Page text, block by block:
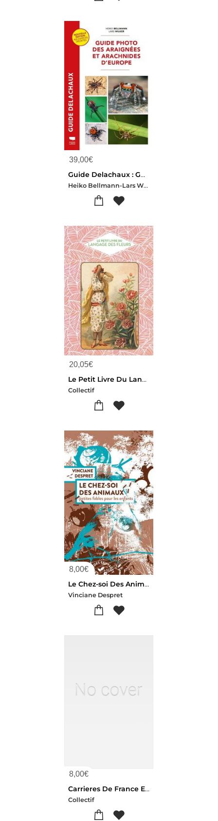
39,00€
Guide Delachaux : Guide Photo Des Araignees Et Arachnides D'europe
Heiko Bellmann-Lars Wilker
20,05€
Le Petit Livre Du Langage Des Fleurs
Collectif
8,00€
Le Chez-soi Des Animaux : Petites Fables Pour Les Enfants
Vinciane Despret
8,00€
Carrieres De France Exploitations Actives
Collectif